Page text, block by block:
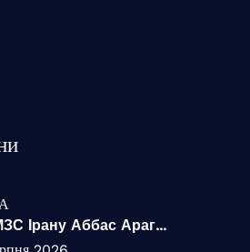
Ірану Аббас Араг...